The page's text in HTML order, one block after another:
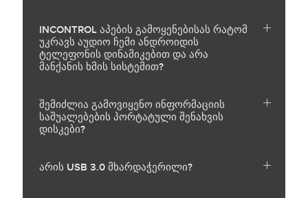
INCONTROL აპების გამოყენებისას რატომ
უკრავს აუდიო ჩემი ანდროიდის
ტელეფონის დინამიკებით და არა
მანქანის ხმის სისტემით?
შემიძლია გამოვიყენო ინფორმაციის
საშუალებების პორტატული შენახვის
დისკები?
არის USB 3.0 მხარდაჭერილი?